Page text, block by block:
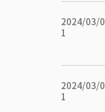
2024/03/0
1
2024/03/0
1